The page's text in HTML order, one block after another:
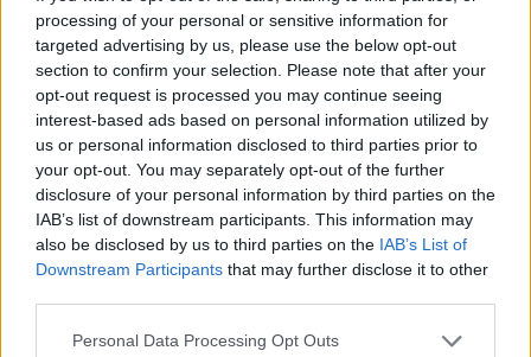
processing of your personal or sensitive information for
targeted advertising by us, please use the below opt-out
section to confirm your selection. Please note that after your
opt-out request is processed you may continue seeing
interest-based ads based on personal information utilized by
us or personal information disclosed to third parties prior to
your opt-out. You may separately opt-out of the further
disclosure of your personal information by third parties on the
IAB’s list of downstream participants. This information may
also be disclosed by us to third parties on the IAB’s List of
Downstream Participants that may further disclose it to other
Please note that this website/app uses one or more Google
Personal Data Processing Opt Outs
Σκληρή στάση από τους Φρουρούς της
Επανάστασης: Τα Στενά του Ορμούζ θα
ανοίξουν όταν οι ΗΠΑ αποδεχτούν τους όρους
του Ιράν
Ακολουθήστε τοNEWSBEASTστο
Google News